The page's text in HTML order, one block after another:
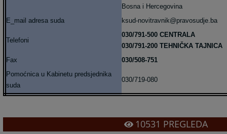
Bosna i Hercegovina
E_mail adresa suda
ksud-novitravnik@pravosudje.ba
Telefoni
030/791-500 CENTRALA
030/791-200 TEHNIČKA TAJNICA
Fax
030/508-751
Pomoćnica u Kabinetu predsjednika
suda
030/719-080
10531 PREGLEDA